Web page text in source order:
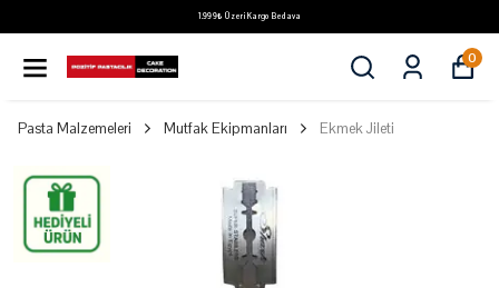
1.999₺ Üzeri Kargo Bedava
0
Pasta Malzemeleri Mutfak Ekipmanları Ekmek Jileti